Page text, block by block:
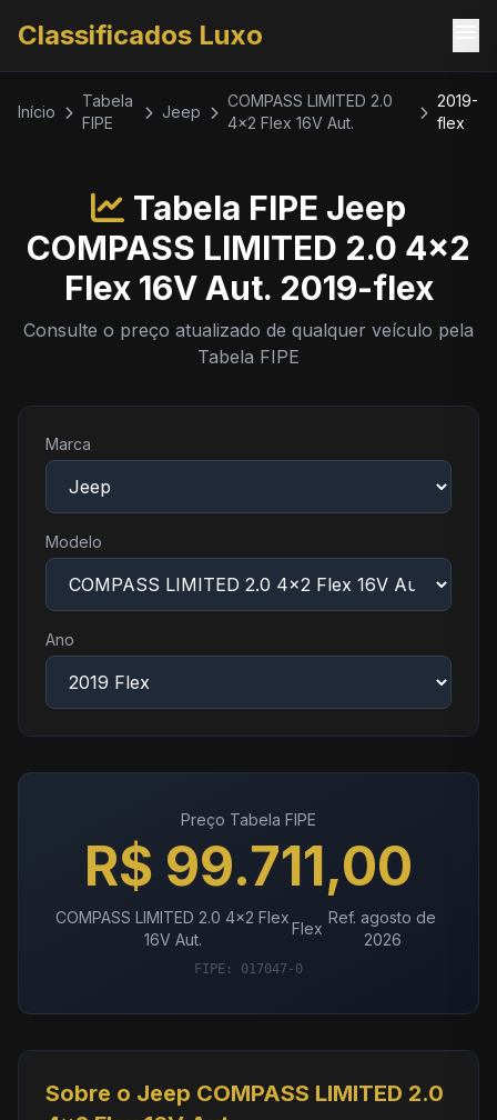
Classificados Luxo
Início
Tabela
FIPE
Jeep
COMPASS LIMITED 2.0
4x2 Flex 16V Aut.
2019-
flex
Tabela FIPE Jeep
COMPASS LIMITED 2.0 4x2
Flex 16V Aut. 2019-flex
Consulte o preço atualizado de qualquer veículo pela
Tabela FIPE
Marca
Modelo
Ano
Preço Tabela FIPE
R$ 99.711,00
COMPASS LIMITED 2.0 4x2 Flex
16V Aut.
Flex
Ref. agosto de
2026
FIPE: 017047-0
Sobre o Jeep COMPASS LIMITED 2.0